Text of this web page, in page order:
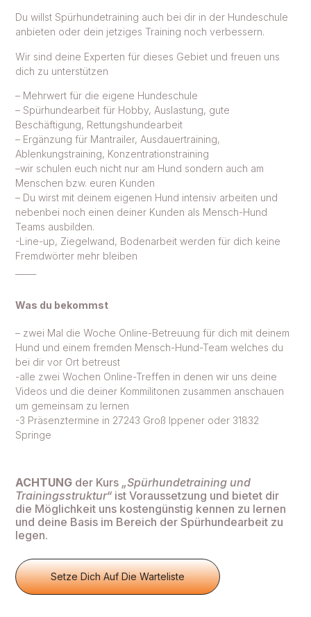
Du willst Spürhundetraining auch bei dir in der Hundeschule
anbieten oder dein jetziges Training noch verbessern.
Wir sind deine Experten für dieses Gebiet und freuen uns
dich zu unterstützen
– Mehrwert für die eigene Hundeschule
– Spürhundearbeit für Hobby, Auslastung, gute
Beschäftigung, Rettungshundearbeit
– Ergänzung für Mantrailer, Ausdauertraining,
Ablenkungstraining, Konzentrationstraining
–wir schulen euch nicht nur am Hund sondern auch am
Menschen bzw. euren Kunden
– Du wirst mit deinem eigenen Hund intensiv arbeiten und
nebenbei noch einen deiner Kunden als Mensch-Hund
Teams ausbilden.
-Line-up, Ziegelwand, Bodenarbeit werden für dich keine
Fremdwörter mehr bleiben
Was du bekommst
– zwei Mal die Woche Online-Betreuung für dich mit deinem
Hund und einem fremden Mensch-Hund-Team welches du
bei dir vor Ort betreust
-alle zwei Wochen Online-Treffen in denen wir uns deine
Videos und die deiner Kommilitonen zusammen anschauen
um gemeinsam zu lernen
-3 Präsenztermine in 27243 Groß Ippener oder 31832
Springe
ACHTUNG der Kurs „Spürhundetraining und
Trainingsstruktur“ ist Voraussetzung und bietet dir
die Möglichkeit uns kostengünstig kennen zu lernen
und deine Basis im Bereich der Spürhundearbeit zu
legen.
Setze Dich Auf Die Warteliste